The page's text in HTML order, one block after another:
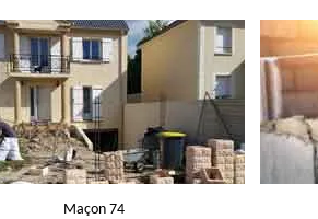
Maçon 74